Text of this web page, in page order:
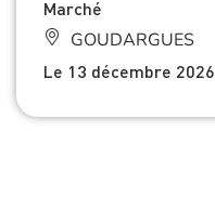
Marché
GOUDARGUES
Le 13 décembre 2026